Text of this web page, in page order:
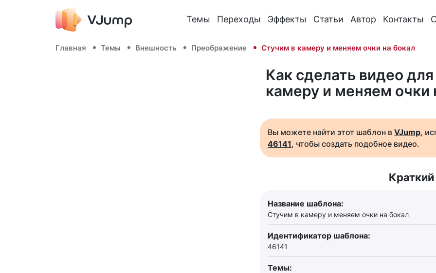
Темы Переходы Эффекты Статьи Автор Контакты
Главная Темы Внешность Преображение Стучим в камеру и меняем очки на бокал
Как сделать видео
камеру и меняем очки
Вы можете найти этот шаблон в VJump,
46141, чтобы создать подобное видео.
Название шаблона:
Стучим в камеру и меняем очки на бокал
Идентификатор шаблона:
46141
Темы: